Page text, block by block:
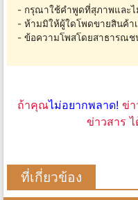
- กรุณาใช้คำพูดที่สุภาพและไ
- ห้ามมิให้ผู้ใดโพดขายสินค้า
- ข้อความโพสโดยสาธารณ
ถ้าคุณไม่อยากพลาด! ข่
ข่าวสาร ไ
ที่เกี่ยวข้อง